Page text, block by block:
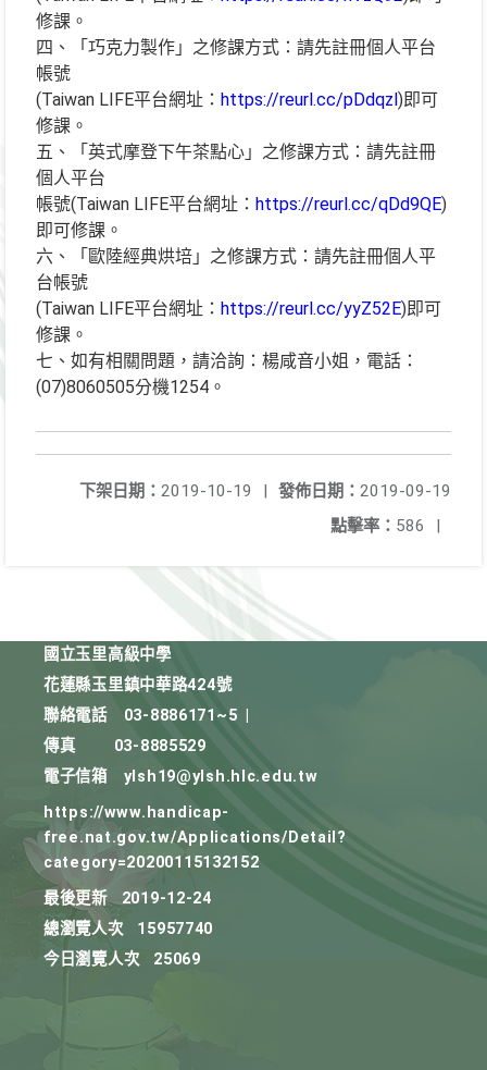
修課。
四、「巧克力製作」之修課方式：請先註冊個人平台
帳號
(Taiwan LIFE平台網址： https://reurl.cc/pDdqzl)即可
修課。
五、「英式摩登下午茶點心」之修課方式：請先註冊
個人平台
帳號(Taiwan LIFE平台網址： https://reurl.cc/qDd9QE)
即可修課。
六、「歐陸經典烘培」之修課方式：請先註冊個人平
台帳號
(Taiwan LIFE平台網址： https://reurl.cc/yyZ52E)即可
修課。
七、如有相關問題，請洽詢：楊咸音小姐，電話：
(07)8060505分機1254。
發佈日期： 2019-09-19
下架日期： 2019-10-19
|
點擊率： 586 |
國立玉里高級中學
花蓮縣玉里鎮中華路424號
聯絡電話
03-8886171~5
傳真
03-8885529
電子信箱
ylsh19@ylsh.hlc.edu.tw
https://www.handicap-
free.nat.gov.tw/Applications/Detail?
category=20200115132152
最後更新
2019-12-24
總瀏覽人次
15957740
今日瀏覽人次
25069